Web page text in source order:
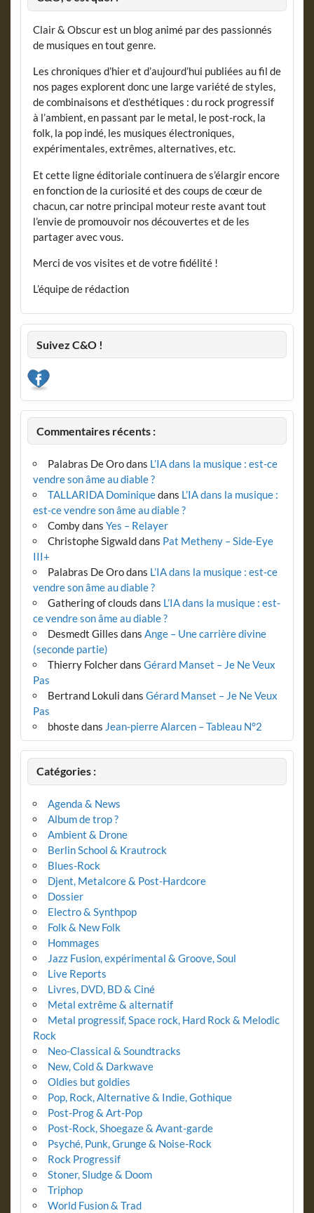
Clair & Obscur est un blog animé par des passionnés
de musiques en tout genre.
Les chroniques d’hier et d’aujourd’hui publiées au fil de
nos pages explorent donc une large variété de styles,
de combinaisons et d’esthétiques : du rock progressif
à l’ambient, en passant par le metal, le post-rock, la
folk, la pop indé, les musiques électroniques,
expérimentales, extrêmes, alternatives, etc.
Et cette ligne éditoriale continuera de s’élargir encore
en fonction de la curiosité et des coups de cœur de
chacun, car notre principal moteur reste avant tout
l’envie de promouvoir nos découvertes et de les
partager avec vous.
Merci de vos visites et de votre fidélité !
L’équipe de rédaction
Suivez C&O !
Commentaires récents :
Palabras De Orodans L’IA dans la musique : est-ce
vendre son âme au diable ?
TALLARIDA Dominiquedans L’IA dans la musique :
est-ce vendre son âme au diable ?
Combydans Yes – Relayer
Christophe Sigwalddans Pat Metheny – Side-Eye
III+
Palabras De Orodans L’IA dans la musique : est-ce
vendre son âme au diable ?
Gathering of clouds dans L’IA dans la musique : est-
ce vendre son âme au diable ?
Desmedt Gilles dans Ange – Une carrière divine
(seconde partie)
Thierry Folcherdans Gérard Manset – Je Ne Veux
Pas
Bertrand Lokuli dans Gérard Manset – Je Ne Veux
Pas
bhostedans Jean-pierre Alarcen – Tableau N°2
Catégories :
Agenda & News
Album de trop ?
Ambient & Drone
Berlin School & Krautrock
Blues-Rock
Djent, Metalcore & Post-Hardcore
Dossier
Electro & Synthpop
Folk & New Folk
Hommages
Jazz Fusion, expérimental & Groove, Soul
Live Reports
Livres, DVD, BD & Ciné
Metal extrême & alternatif
Metal progressif, Space rock, Hard Rock & Melodic
Rock
Neo-Classical & Soundtracks
New, Cold & Darkwave
Oldies but goldies
Pop, Rock, Alternative & Indie, Gothique
Post-Prog & Art-Pop
Post-Rock, Shoegaze & Avant-garde
Psyché, Punk, Grunge & Noise-Rock
Rock Progressif
Stoner, Sludge & Doom
Triphop
World Fusion & Trad